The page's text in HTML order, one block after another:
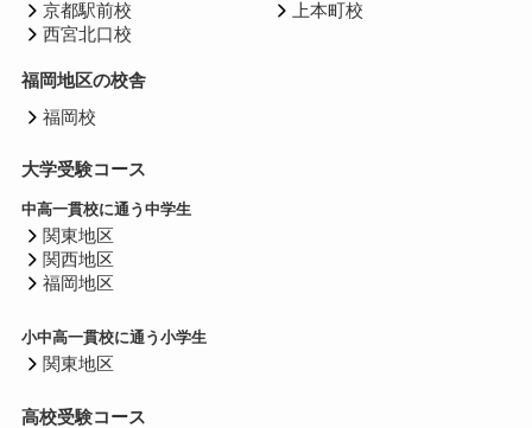
京都駅前校
西宮北口校
上本町校
福岡地区の校舎
福岡校
大学受験コース
中高一貫校に通う中学生
関東地区
関西地区
福岡地区
小中高一貫校に通う小学生
関東地区
高校受験コース